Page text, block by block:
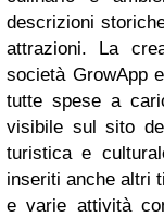
descrizioni
attrazioni. La
società GrowApp
tutte spese a
visibile sul sito
turistica e
inseriti anche altri
e varie attività